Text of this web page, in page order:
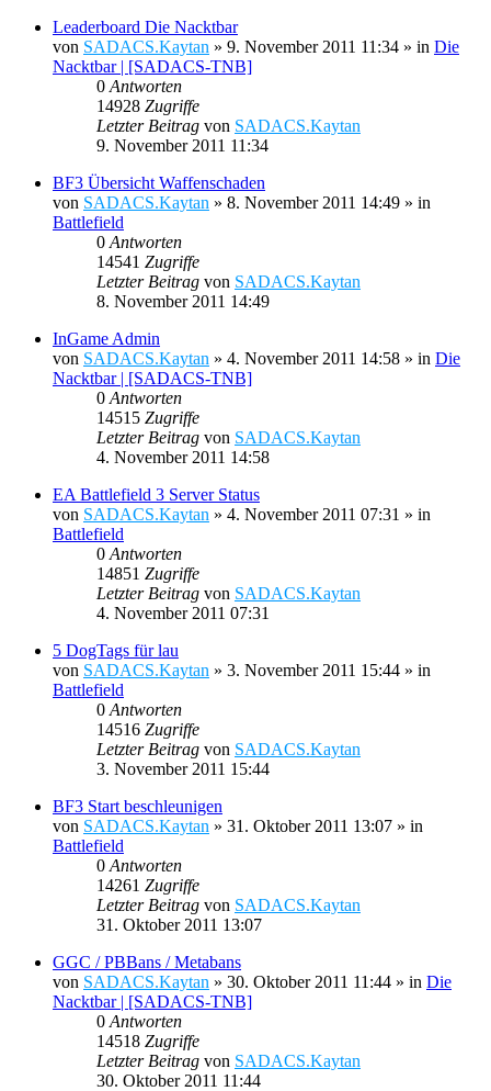
Leaderboard Die Nacktbar
von SADACS.Kaytan » 9. November 2011 11:34 » in Die
Nacktbar | [SADACS-TNB]
0 Antworten
14928 Zugriffe
Letzter Beitrag von SADACS.Kaytan
9. November 2011 11:34
BF3 Übersicht Waffenschaden
von SADACS.Kaytan » 8. November 2011 14:49 » in
Battlefield
0 Antworten
14541 Zugriffe
Letzter Beitrag von SADACS.Kaytan
8. November 2011 14:49
InGame Admin
von SADACS.Kaytan » 4. November 2011 14:58 » in Die
Nacktbar | [SADACS-TNB]
0 Antworten
14515 Zugriffe
Letzter Beitrag von SADACS.Kaytan
4. November 2011 14:58
EA Battlefield 3 Server Status
von SADACS.Kaytan » 4. November 2011 07:31 » in
Battlefield
0 Antworten
14851 Zugriffe
Letzter Beitrag von SADACS.Kaytan
4. November 2011 07:31
5 DogTags für lau
von SADACS.Kaytan » 3. November 2011 15:44 » in
Battlefield
0 Antworten
14516 Zugriffe
Letzter Beitrag von SADACS.Kaytan
3. November 2011 15:44
BF3 Start beschleunigen
von SADACS.Kaytan » 31. Oktober 2011 13:07 » in
Battlefield
0 Antworten
14261 Zugriffe
Letzter Beitrag von SADACS.Kaytan
31. Oktober 2011 13:07
GGC / PBBans / Metabans
von SADACS.Kaytan » 30. Oktober 2011 11:44 » in Die
Nacktbar | [SADACS-TNB]
0 Antworten
14518 Zugriffe
Letzter Beitrag von SADACS.Kaytan
30. Oktober 2011 11:44